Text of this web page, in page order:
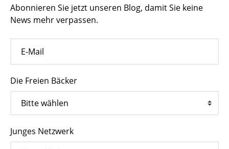
Abonnieren Sie jetzt unseren Blog, damit Sie keine
News mehr verpassen.
Die Freien Bäcker
Junges Netzwerk